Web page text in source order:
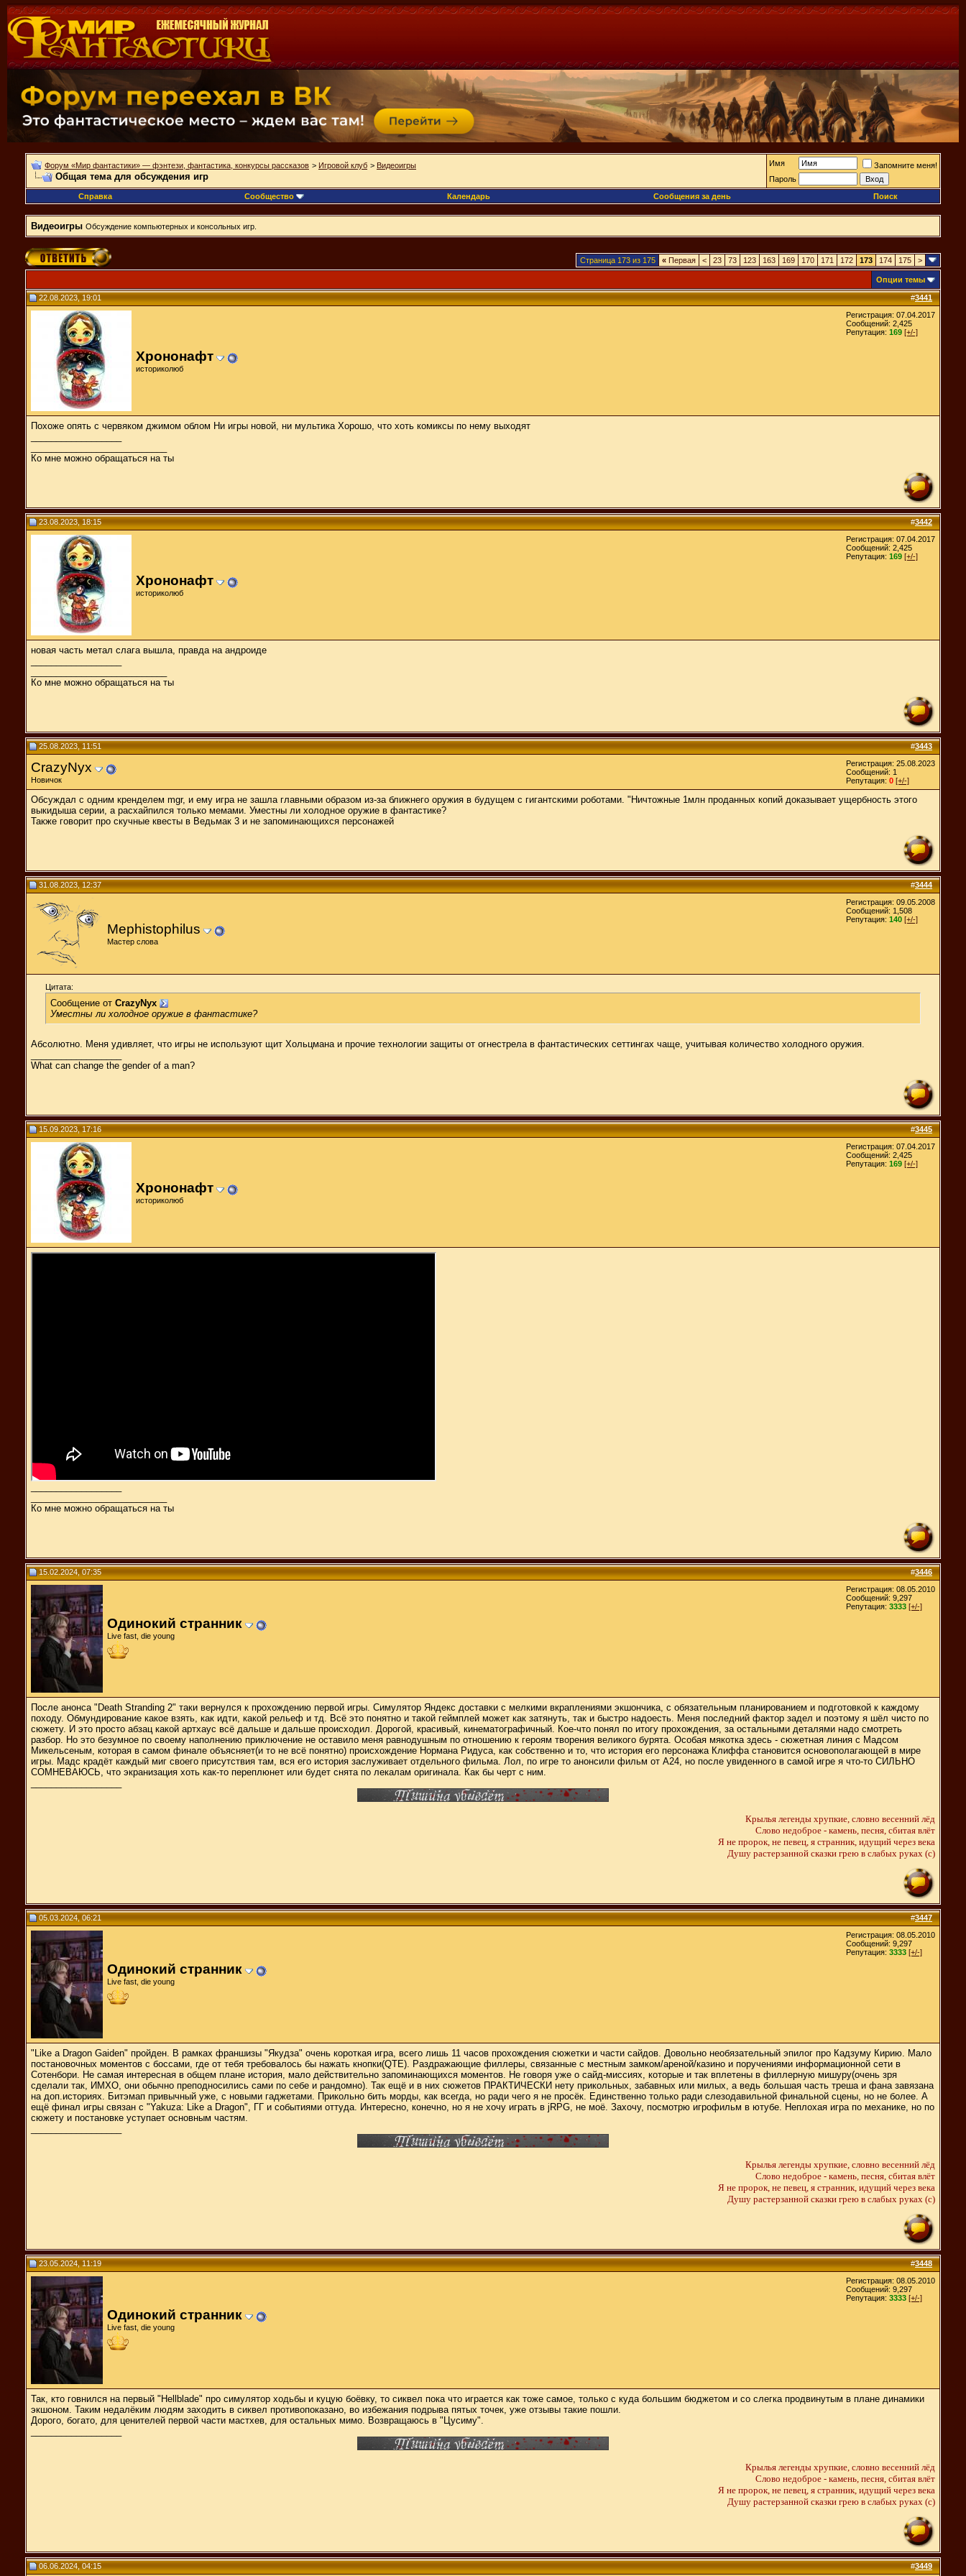
Форум «Мир фантастики» — фэнтези, фантастика, конкурсы рассказов > Игровой клуб > Видеоигры
Общая тема для обсуждения игр
Имя
Запомните меня!
Пароль
Справка
Сообщество Календарь Сообщения за день Поиск
Видеоигры Обсуждение компьютерных и консольных игр.
Страница 173 из 175 « Первая < 23 73 123 163 169 170 171 172 173 174 175 >
Опции темы
#3441
22.08.2023, 19:01
Хрононафт
историколюб
Регистрация: 07.04.2017
Сообщений: 2,425
Репутация: 169 [+/-]
Похоже опять с червяком джимом облом Ни игры новой, ни мультика Хорошо, что хоть комиксы по нему выходят
Ко мне можно обращаться на ты
#3442
23.08.2023, 18:15
Хрононафт
историколюб
Регистрация: 07.04.2017
Сообщений: 2,425
Репутация: 169 [+/-]
новая часть метал слага вышла, правда на андроиде
Ко мне можно обращаться на ты
#3443
25.08.2023, 11:51
CrazyNyx
Новичок
Регистрация: 25.08.2023
Сообщений: 1
Репутация: 0 [+/-]
Обсуждал с одним кренделем mgr, и ему игра не зашла главными образом из-за ближнего оружия в будущем с гигантскими роботами. "Ничтожные 1млн проданных копий доказывает ущербность этого
выкидыша серии, а расхайпился только мемами. Уместны ли холодное оружие в фантастике?
Также говорит про скучные квесты в Ведьмак 3 и не запоминающихся персонажей
#3444
31.08.2023, 12:37
Mephistophilus
Мастер слова
Регистрация: 09.05.2008
Сообщений: 1,508
Репутация: 140 [+/-]
Цитата:
Сообщение от CrazyNyx
Уместны ли холодное оружие в фантастике?
Абсолютно. Меня удивляет, что игры не используют щит Хольцмана и прочие технологии защиты от огнестрела в фантастических сеттингах чаще, учитывая количество холодного оружия.
What can change the gender of a man?
#3445
15.09.2023, 17:16
Хрононафт
историколюб
Регистрация: 07.04.2017
Сообщений: 2,425
Репутация: 169 [+/-]
Ко мне можно обращаться на ты
#3446
15.02.2024, 07:35
Одинокий странник
Live fast, die young
Регистрация: 08.05.2010
Сообщений: 9,297
Репутация: 3333 [+/-]
После анонса "Death Stranding 2" таки вернулся к прохождению первой игры. Симулятор Яндекс доставки с мелкими вкраплениями экшончика, с обязательным планированием и подготовкой к каждому
походу. Обмундирование какое взять, как идти, какой рельеф и тд. Всё это понятно и такой геймплей может как затянуть, так и быстро надоесть. Меня последний фактор задел и поэтому я шёл чисто по
сюжету. И это просто абзац какой артхаус всё дальше и дальше происходил. Дорогой, красивый, кинематографичный. Кое-что понял по итогу прохождения, за остальными деталями надо смотреть
разбор. Но это безумное по своему наполнению приключение не оставило меня равнодушным по отношению к героям творения великого бурята. Особая мякотка здесь - сюжетная линия с Мадсом
Микельсеным, которая в самом финале объясняет(и то не всё понятно) происхождение Нормана Ридуса, как собственно и то, что история его персонажа Клиффа становится основополагающей в мире
игры. Мадс крадёт каждый миг своего присутствия там, вся его история заслуживает отдельного фильма. Лол, по игре то анонсили фильм от A24, но после увиденного в самой игре я что-то СИЛЬНО
СОМНЕВАЮСЬ, что экранизация хоть как-то переплюнет или будет снята по лекалам оригинала. Как бы черт с ним.
Крылья легенды хрупкие, словно весенний лёд
Слово недоброе - камень, песня, сбитая влёт
Я не пророк, не певец, я странник, идущий через века
Душу растерзанной сказки грею в слабых руках (c)
#3447
05.03.2024, 06:21
Одинокий странник
Live fast, die young
Регистрация: 08.05.2010
Сообщений: 9,297
Репутация: 3333 [+/-]
"Like a Dragon Gaiden" пройден. В рамках франшизы "Якудза" очень короткая игра, всего лишь 11 часов прохождения сюжетки и части сайдов. Довольно необязательный эпилог про Кадзуму Кирию. Мало
постановочных моментов с боссами, где от тебя требовалось бы нажать кнопки(QTE). Раздражающие филлеры, связанные с местным замком/ареной/казино и поручениями информационной сети в
Сотенбори. Не самая интересная в общем плане история, мало действительно запоминающихся моментов. Не говоря уже о сайд-миссиях, которые и так вплетены в филлерную мишуру(очень зря
сделали так, ИМХО, они обычно преподносились сами по себе и рандомно). Так ещё и в них сюжетов ПРАКТИЧЕСКИ нету прикольных, забавных или милых, а ведь большая часть треша и фана завязана
на доп.историях. Битэмап привычный уже, с новыми гаджетами. Прикольно бить морды, как всегда, но ради чего я не просёк. Единственно только ради слезодавильной финальной сцены, но не более. А
ещё финал игры связан с "Yakuza: Like a Dragon", ГГ и событиями оттуда. Интересно, конечно, но я не хочу играть в jRPG, не моё. Захочу, посмотрю игрофильм в ютубе. Неплохая игра по механике, но по
сюжету и постановке уступает основным частям.
Крылья легенды хрупкие, словно весенний лёд
Слово недоброе - камень, песня, сбитая влёт
Я не пророк, не певец, я странник, идущий через века
Душу растерзанной сказки грею в слабых руках (c)
#3448
23.05.2024, 11:19
Одинокий странник
Live fast, die young
Регистрация: 08.05.2010
Сообщений: 9,297
Репутация: 3333 [+/-]
Так, кто говнился на первый "Hellblade" про симулятор ходьбы и куцую боёвку, то сиквел пока что играется как тоже самое, только с куда большим бюджетом и со слегка продвинутым в плане динамики
экшоном. Таким недалёким людям заходить в сиквел противопоказано, во избежания подрыва пятых точек, уже отзывы такие пошли.
Дорого, богато, для ценителей первой части мастхев, для остальных мимо. Возвращаюсь в "Цусиму".
Крылья легенды хрупкие, словно весенний лёд
Слово недоброе - камень, песня, сбитая влёт
Я не пророк, не певец, я странник, идущий через века
Душу растерзанной сказки грею в слабых руках (c)
#3449
06.06.2024, 04:15